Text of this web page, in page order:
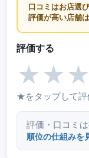
口コミはお店選
評価が高い店舗
評価する
★ ★ ★
★をタップして評
評価・口コミ
順位の仕組みを